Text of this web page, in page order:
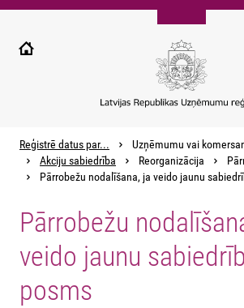
Pārlekt
galveno
Reģistrē datus par...
Uzņēmumu vai
Akciju sabiedrība
Reorganizācija
Pārrobežu nodalīšana, ja veido jaunu
Pārrobežu
veido jaunu
posms